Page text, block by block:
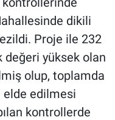
dikili
Proje ile 232
değeri yüksek olan
olup, toplamda
elde edilmesi
kontrollerde